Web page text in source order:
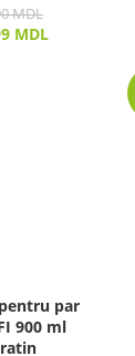
MDL
MDL
par
900 ml